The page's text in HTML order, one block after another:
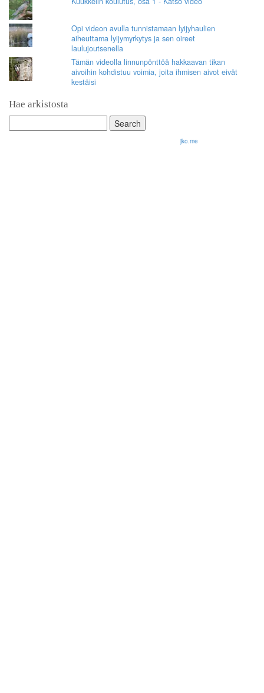
Opi videon avulla tunnistamaan lyijyhaulien
aiheuttama lyijymyrkytys ja sen oireet
laulujoutsenella
Tämän videolla linnunpönttöä hakkaavan tikan
aivoihin kohdistuu voimia, joita ihmisen aivot eivät
kestäisi
Hae arkistosta
for:
jko.me